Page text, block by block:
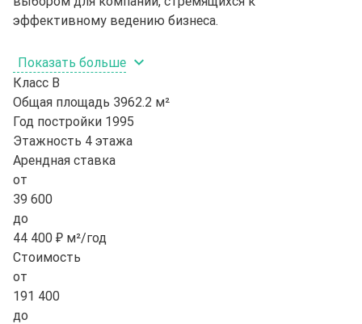
эффективному ведению бизнеса.
Показать больше
Класс B
Общая площадь 3962.2 м²
Год постройки 1995
Этажность 4 этажа
Арендная ставка
от
39 600
до
44 400 ₽ м²/год
Стоимость
от
191 400
до